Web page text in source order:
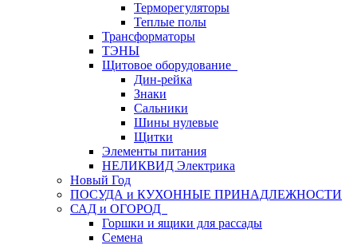
Терморегуляторы
Теплые полы
Трансформаторы
ТЭНЫ
Щитовое оборудование
Дин-рейка
Знаки
Сальники
Шины нулевые
Щитки
Элементы питания
НЕЛИКВИД Электрика
Новый Год
ПОСУДА и КУХОННЫЕ ПРИНАДЛЕЖНОСТИ
САД и ОГОРОД
Горшки и ящики для рассады
Семена